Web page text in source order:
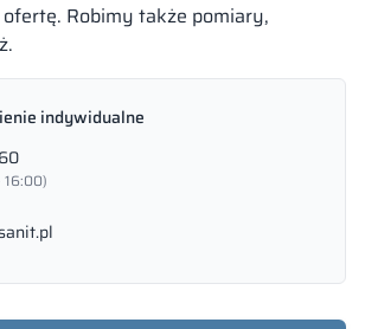
Robimy także pomiary,
indywidualne
16:00)